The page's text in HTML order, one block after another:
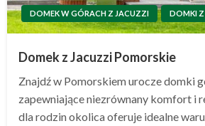
DOMEK W GÓRACH Z JACUZZI DOMKI Z
Domek z Jacuzzi Pomorskie
Znajdź w Pomorskiem urocze domki
zapewniające niezrównany komfort i
dla rodzin okolica oferuje idealne